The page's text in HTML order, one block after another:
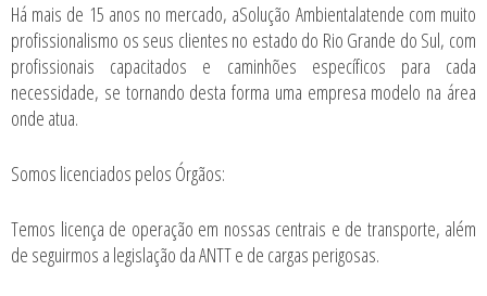
Há mais de 15 anos no mercado, aSolução Ambientalatende com muito
profissionalismo os seus clientes no estado do Rio Grande do Sul, com
profissionais capacitados e caminhões específicos para cada
necessidade, se tornando desta forma uma empresa modelo na área
onde atua.
Somos licenciados pelos Órgãos:
Temos licença de operação em nossas centrais e de transporte, além
de seguirmos a legislação da ANTT e de cargas perigosas.